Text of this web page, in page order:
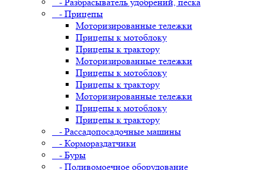
- Прицепы
Моторизированные тележки
Прицепы к мотоблоку
Прицепы к трактору
Моторизированные тележки
Прицепы к мотоблоку
Прицепы к трактору
Моторизированные тележки
Прицепы к мотоблоку
Прицепы к трактору
- Рассадопосадочные машины
- Кормораздатчики
- Буры
- Поливомоечное оборудование